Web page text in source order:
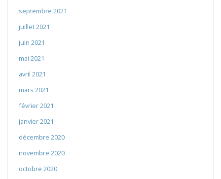
septembre 2021
juillet 2021
juin 2021
mai 2021
avril 2021
mars 2021
février 2021
janvier 2021
décembre 2020
novembre 2020
octobre 2020